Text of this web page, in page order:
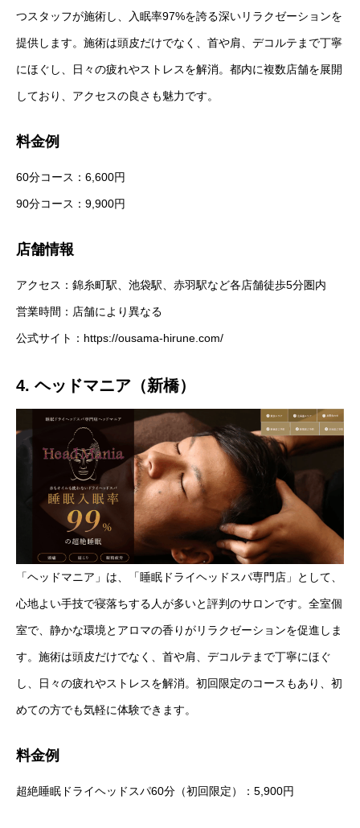
つスタッフが施術し、入眠率97%を誇る深いリラクゼーションを
提供します。施術は頭皮だけでなく、首や肩、デコルテまで丁寧
にほぐし、日々の疲れやストレスを解消。都内に複数店舗を展開
しており、アクセスの良さも魅力です。
料金例
60分コース：6,600円
90分コース：9,900円
店舗情報
アクセス：錦糸町駅、池袋駅、赤羽駅など各店舗徒歩5分圏内
営業時間：店舗により異なる
公式サイト： https://ousama-hirune.com/
4. ヘッドマニア（新橋）
「ヘッドマニア」は、「睡眠ドライヘッドスパ専門店」として、
心地よい手技で寝落ちする人が多いと評判のサロンです。全室個
室で、静かな環境とアロマの香りがリラクゼーションを促進しま
す。施術は頭皮だけでなく、首や肩、デコルテまで丁寧にほぐ
し、日々の疲れやストレスを解消。初回限定のコースもあり、初
めての方でも気軽に体験できます。
料金例
超絶睡眠ドライヘッドスパ60分（初回限定）：5,900円